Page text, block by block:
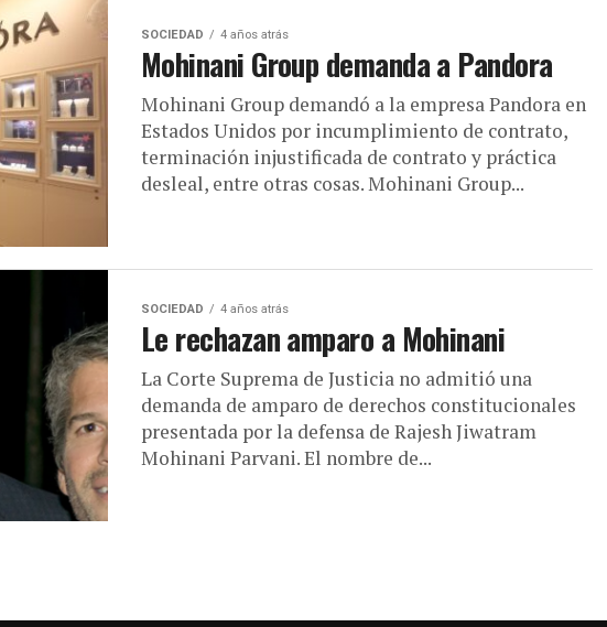
SOCIEDAD 4 años atrás
Mohinani Group demanda a Pandora
Mohinani Group demandó a la empresa Pandora en
Estados Unidos por incumplimiento de contrato,
terminación injustificada de contrato y práctica
desleal, entre otras cosas. Mohinani Group...
SOCIEDAD 4 años atrás
Le rechazan amparo a Mohinani
La Corte Suprema de Justicia no admitió una
demanda de amparo de derechos constitucionales
presentada por la defensa de Rajesh Jiwatram
Mohinani Parvani. El nombre de...